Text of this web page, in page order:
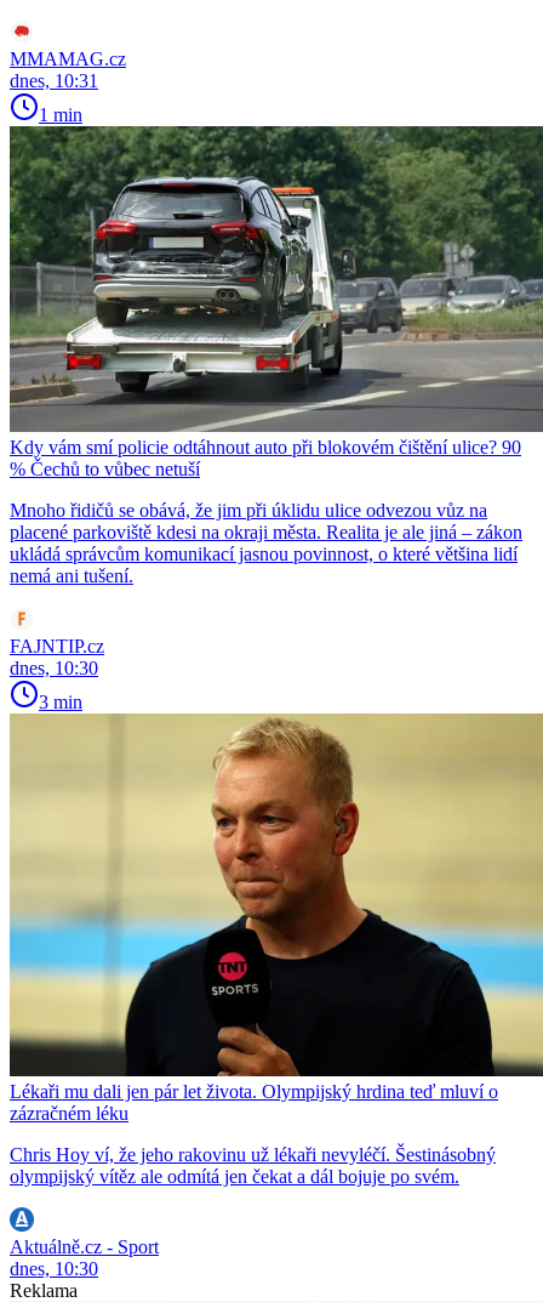
MMAMAG.cz
dnes, 10:31
1 min
Kdy vám smí policie odtáhnout auto při blokovém čištění ulice? 90
% Čechů to vůbec netuší
Mnoho řidičů se obává, že jim při úklidu ulice odvezou vůz na
placené parkoviště kdesi na okraji města. Realita je ale jiná – zákon
ukládá správcům komunikací jasnou povinnost, o které většina lidí
nemá ani tušení.
FAJNTIP.cz
dnes, 10:30
3 min
Lékaři mu dali jen pár let života. Olympijský hrdina teď mluví o
zázračném léku
Chris Hoy ví, že jeho rakovinu už lékaři nevyléčí. Šestinásobný
olympijský vítěz ale odmítá jen čekat a dál bojuje po svém.
Aktuálně.cz - Sport
dnes, 10:30
Reklama